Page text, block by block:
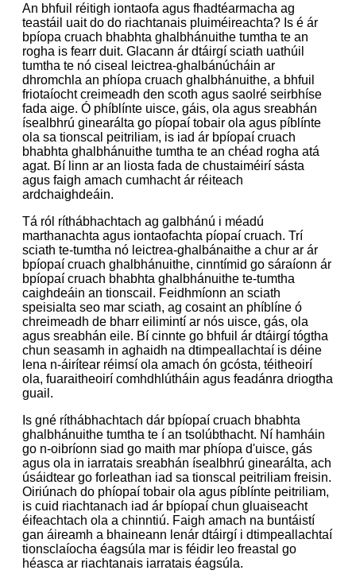
An bhfuil réitigh iontaofa agus fhadtéarmacha ag
teastáil uait do do riachtanais pluiméireachta? Is é ár
bpíopa cruach bhabhta ghalbhánuithe tumtha te an
rogha is fearr duit. Glacann ár dtáirgí sciath uathúil
tumtha te nó ciseal leictrea-ghalbánúcháin ar
dhromchla an phíopa cruach ghalbhánuithe, a bhfuil
friotaíocht creimeadh den scoth agus saolré seirbhíse
fada aige. Ó phíblínte uisce, gáis, ola agus sreabhán
ísealbhrú ginearálta go píopaí tobair ola agus píblínte
ola sa tionscal peitriliam, is iad ár bpíopaí cruach
bhabhta ghalbhánuithe tumtha te an chéad rogha atá
agat. Bí linn ar an liosta fada de chustaiméirí sásta
agus faigh amach cumhacht ár réiteach
ardchaighdeáin.
Tá ról ríthábhachtach ag galbhánú i méadú
marthanachta agus iontaofachta píopaí cruach. Trí
sciath te-tumtha nó leictrea-ghalbánaithe a chur ar ár
bpíopaí cruach ghalbhánuithe, cinntímid go sáraíonn ár
bpíopaí cruach bhabhta ghalbhánuithe te-tumtha
caighdeáin an tionscail. Feidhmíonn an sciath
speisialta seo mar sciath, ag cosaint an phíblíne ó
chreimeadh de bharr eilimintí ar nós uisce, gás, ola
agus sreabhán eile. Bí cinnte go bhfuil ár dtáirgí tógtha
chun seasamh in aghaidh na dtimpeallachtaí is déine
lena n-áirítear réimsí ola amach ón gcósta, téitheoirí
ola, fuaraitheoirí comhdhlútháin agus feadánra driogtha
guail.
Is gné ríthábhachtach dár bpíopaí cruach bhabhta
ghalbhánuithe tumtha te í an tsolúbthacht. Ní hamháin
go n-oibríonn siad go maith mar phíopa d'uisce, gás
agus ola in iarratais sreabhán ísealbhrú ginearálta, ach
úsáidtear go forleathan iad sa tionscal peitriliam freisin.
Oiriúnach do phíopaí tobair ola agus píblínte peitriliam,
is cuid riachtanach iad ár bpíopaí chun gluaiseacht
éifeachtach ola a chinntiú. Faigh amach na buntáistí
gan áireamh a bhaineann lenár dtáirgí i dtimpeallachtaí
tionsclaíocha éagsúla mar is féidir leo freastal go
héasca ar riachtanais iarratais éagsúla.